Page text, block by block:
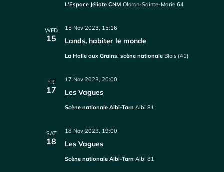
L'Espace Jéliote CNMOloron-Sainte-Marie 64
WED
15 Lands, habiter le monde
15 Nov 2023, 15:16
La Halle aux Grains, scène nationale Blois (41)
FRI
17 Les Vagues
17 Nov 2023, 20:00
Scène nationale Albi-TarnAlbi 81
SAT
18 Les Vagues
18 Nov 2023, 19:00
Scène nationale Albi-TarnAlbi 81